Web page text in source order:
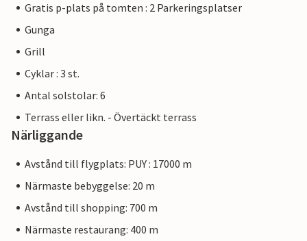
Gratis p-plats på tomten : 2 Parkeringsplatser
Gunga
Grill
Cyklar : 3 st.
Antal solstolar: 6
Terrass eller likn. - Övertäckt terrass
Närliggande
Avstånd till flygplats: PUY : 17000 m
Närmaste bebyggelse: 20 m
Avstånd till shopping: 700 m
Närmaste restaurang: 400 m